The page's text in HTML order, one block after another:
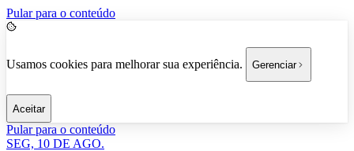
Pular para o conteúdo
Usamos cookies para melhorar sua experiência. Gerenciar
Aceitar
Pular para o conteúdo
SEG, 10 DE AGO.